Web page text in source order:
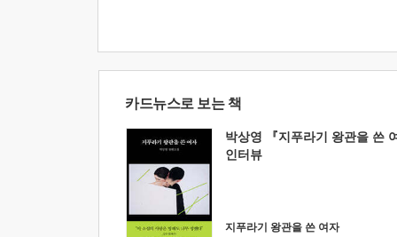
카드뉴스로 보는 책
박상영 『지푸라기 왕관을 쓴
인터뷰
지푸라기 왕관을 쓴 여자